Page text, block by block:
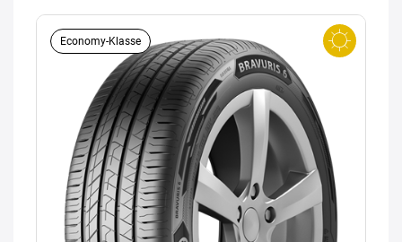
Economy-Klasse